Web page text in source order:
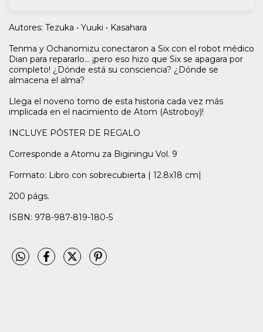
Autores: Tezuka • Yuuki • Kasahara
Tenma y Ochanomizu conectaron a Six con el robot médico
Dian para repararlo... ¡pero eso hizo que Six se apagara por
completo! ¿Dónde está su consciencia? ¿Dónde se
almacena el alma?
Llega el noveno tomo de esta historia cada vez más
implicada en el nacimiento de Atom (Astroboy)!
INCLUYE PÓSTER DE REGALO
Corresponde a Atomu za Biginingu Vol. 9
Formato: Libro con sobrecubierta | 12.8x18 cm|
200 págs.
ISBN: 978-987-819-180-5